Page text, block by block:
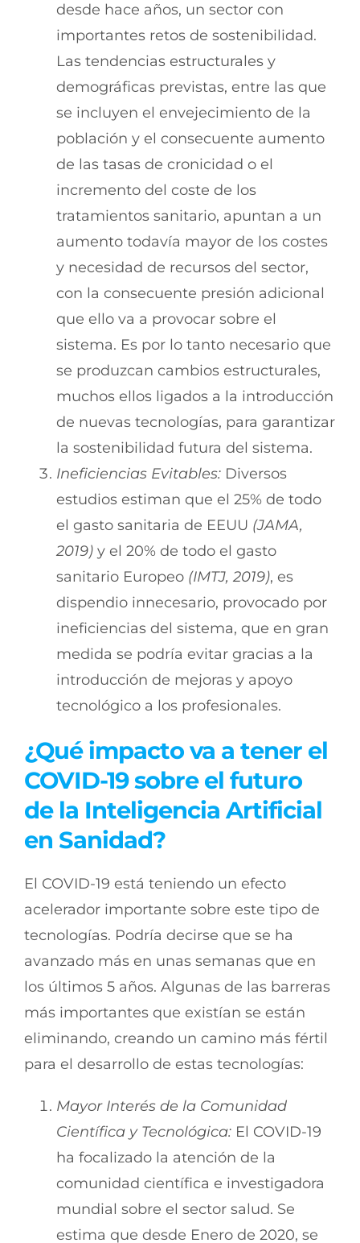
desde hace años, un sector con
importantes retos de sostenibilidad.
Las tendencias estructurales y
demográficas previstas, entre las que
se incluyen el envejecimiento de la
población y el consecuente aumento
de las tasas de cronicidad o el
incremento del coste de los
tratamientos sanitario, apuntan a un
aumento todavía mayor de los costes
y necesidad de recursos del sector,
con la consecuente presión adicional
que ello va a provocar sobre el
sistema. Es por lo tanto necesario que
se produzcan cambios estructurales,
muchos ellos ligados a la introducción
de nuevas tecnologías, para garantizar
la sostenibilidad futura del sistema.
Ineficiencias Evitables: Diversos
estudios estiman que el 25% de todo
el gasto sanitaria de EEUU (JAMA,
2019) y el 20% de todo el gasto
sanitario Europeo (IMTJ, 2019), es
dispendio innecesario, provocado por
ineficiencias del sistema, que en gran
medida se podría evitar gracias a la
introducción de mejoras y apoyo
tecnológico a los profesionales.
¿Qué impacto va a tener el
COVID-19 sobre el futuro
de la Inteligencia Artificial
en Sanidad?
El COVID-19 está teniendo un efecto
acelerador importante sobre este tipo de
tecnologías. Podría decirse que se ha
avanzado más en unas semanas que en
los últimos 5 años. Algunas de las barreras
más importantes que existían se están
eliminando, creando un camino más fértil
para el desarrollo de estas tecnologías:
Mayor Interés de la Comunidad
Científica y Tecnológica: El COVID-19
ha focalizado la atención de la
comunidad científica e investigadora
mundial sobre el sector salud. Se
estima que desde Enero de 2020, se